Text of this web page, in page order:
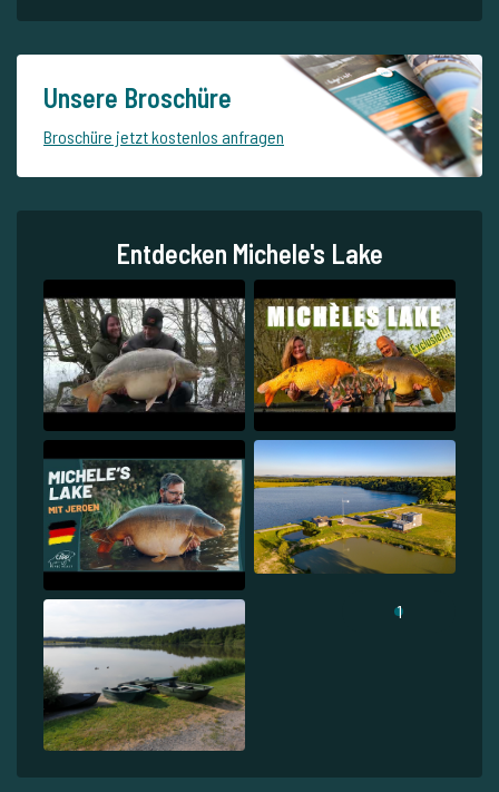
Unsere Broschüre
Broschüre jetzt kostenlos anfragen
Entdecken Michele's Lake
1